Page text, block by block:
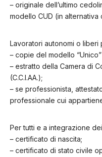
– originale dell’ultimo
modello CUD (in
Lavoratori autonomi o liberi
– copie del modello
– estratto della Camera di
(C.C.I.AA.);
– se professionista,
professionale cui
Per tutti e a integrazione
– certificato di nascita;
– certificato di stato civile